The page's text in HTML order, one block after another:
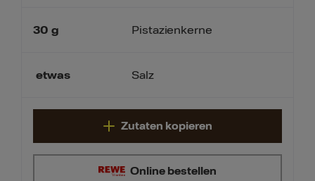
30 g
etwas
Pistazienkerne
Salz
Online bestellen
Zutaten kopieren